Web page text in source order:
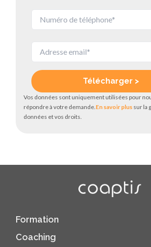
Vos données sont uniquement utilisées pour
répondre à votre demande.En savoir plus sur la
données et vos droits.
Formation
Coaching